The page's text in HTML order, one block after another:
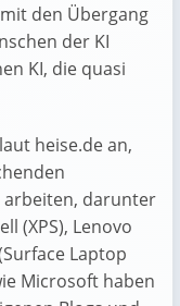
den Übergang
der KI
KI, die quasi
heise.de an,
arbeiten, darunter
(XPS), Lenovo
Laptop
Microsoft haben